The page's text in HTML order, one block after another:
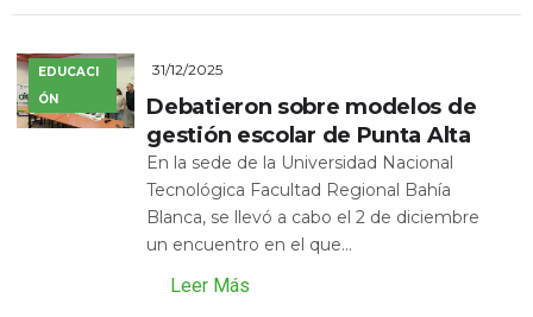
EDUCACI
ÓN
31/12/2025
Debatieron sobre modelos de
gestión escolar de Punta Alta
En la sede de la Universidad Nacional
Tecnológica Facultad Regional Bahía
Blanca, se llevó a cabo el 2 de diciembre
un encuentro en el que...
Leer Más